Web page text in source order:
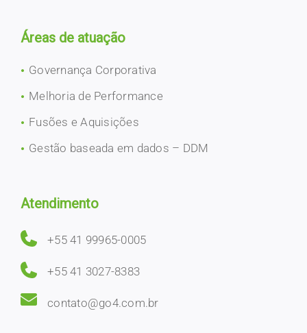
Áreas de atuação
Governança Corporativa
Melhoria de Performance
Fusões e Aquisições
Gestão baseada em dados – DDM
Atendimento
+55 41 99965-0005
+55 41 3027-8383
contato@go4.com.br